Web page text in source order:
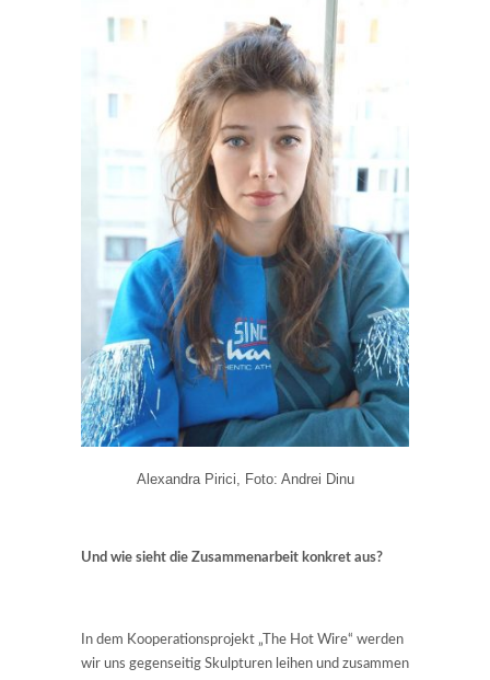
Alexandra Pirici, Foto: Andrei Dinu
Und wie sieht die Zusammenarbeit konkret aus?
In dem Kooperationsprojekt „The Hot Wire“ werden
wir uns gegenseitig Skulpturen leihen und zusammen